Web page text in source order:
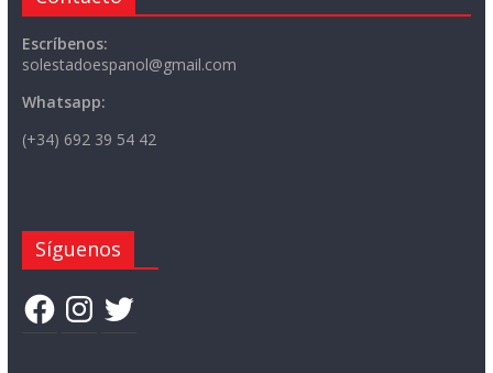
Escríbenos:
solestadoespanol@gmail.com
Whatsapp:
(+34) 692 39 54 42
Síguenos
FacebookInstagram
Twitter